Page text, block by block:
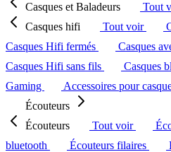
Casques et Baladeurs
Tout
Casques hifi
Tout voir
Casques Hifi fermés
Casques
Casques Hifi sans fils
Casques
Gaming
Accessoires pour
Écouteurs
Écouteurs
Tout voir
bluetooth
Écouteurs filaires